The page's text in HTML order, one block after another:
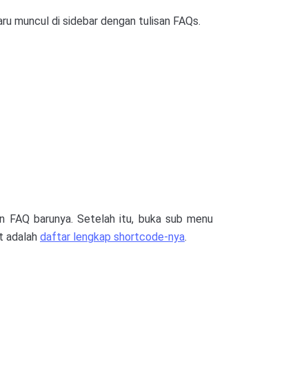
muncul di sidebar dengan tulisan FAQs.
barunya. Setelah itu, buka sub menu
adalah daftar lengkap shortcode-nya.